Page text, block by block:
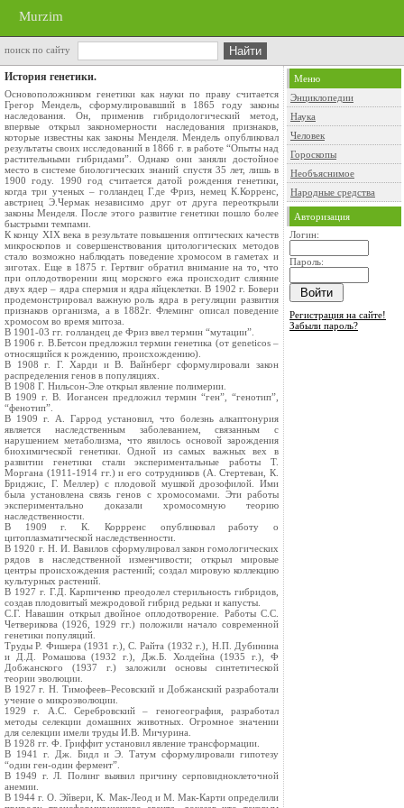
Murzim
поиск по сайту
История генетики.
Основоположником генетики как науки по праву считается
Грегор Мендель, сформулировавший в 1865 году законы
наследования. Он, применив гибридологический метод,
впервые открыл закономерности наследования признаков,
которые известны как законы Менделя. Мендель опубликовал
результаты своих исследований в 1866 г. в работе “Опыты над
растительными гибридами”. Однако они заняли достойное
место в системе биологических знаний спустя 35 лет, лишь в
1900 году. 1990 год считается датой рождения генетики,
когда три ученых – голландец Г.де Фриз, немец К.Корренс,
австриец Э.Чермак независимо друг от друга переоткрыли
законы Менделя. После этого развитие генетики пошло более
быстрыми темпами.
К концу XIX века в результате повышения оптических качеств
микроскопов и совершенствования цитологических методов
стало возможно наблюдать поведение хромосом в гаметах и
зиготах. Еще в 1875 г. Гертвиг обратил внимание на то, что
при оплодотворении яиц морского ежа происходит слияние
двух ядер – ядра спермия и ядра яйцеклетки. В 1902 г. Бовери
продемонстрировал важную роль ядра в регуляции развития
признаков организма, а в 1882г. Флеминг описал поведение
хромосом во время митоза.
В 1901-03 гг. голландец де Фриз ввел термин “мутации”.
В 1906 г. В.Бетсон предложил термин генетика (от geneticos –
относящийся к рождению, происхождению).
В 1908 г. Г. Харди и В. Вайнберг сформулировали закон
распределения генов в популяциях.
В 1908 Г. Нильсон-Эле открыл явление полимерии.
В 1909 г. В. Иогансен предложил термин “ген”, “генотип”,
“фенотип”.
В 1909 г. А. Гаррод установил, что болезнь алкаптонурия
является наследственным заболеванием, связанным с
нарушением метаболизма, что явилось основой зарождения
биохимической генетики. Одной из самых важных вех в
развитии генетики стали экспериментальные работы Т.
Моргана (1911-1914 гг.) и его сотрудников (А. Стертеван, К.
Бриджис, Г. Меллер) с плодовой мушкой дрозофилой. Ими
была установлена связь генов с хромосомами. Эти работы
экспериментально доказали хромосомную теорию
наследственности.
В 1909 г. К. Коррренс опубликовал работу о
цитоплазматической наследственности.
В 1920 г. Н. И. Вавилов сформулировал закон гомологических
рядов в наследственной изменчивости; открыл мировые
центры происхождения растений; создал мировую коллекцию
культурных растений.
В 1927 г. Г.Д. Карпиченко преодолел стерильность гибридов,
создав плодовитый межродовой гибрид редьки и капусты.
С.Г. Навашин открыл двойное оплодотворение. Работы С.С.
Четверикова (1926, 1929 гг.) положили начало современной
генетики популяций.
Труды Р. Фишера (1931 г.), С. Райта (1932 г.), Н.П. Дубинина
и Д.Д. Ромашова (1932 г.), Дж.Б. Холдейна (1935 г.), Ф
Добжанского (1937 г.) заложили основы синтетической
теории эволюции.
В 1927 г. Н. Тимофеев–Ресовский и Добжанский разработали
учение о микроэволюции.
1929 г. А.С. Серебровский – геногеография, разработал
методы селекции домашних животных. Огромное значении
для селекции имели труды И.В. Мичурина.
В 1928 гг. Ф. Гриффит установил явление трансформации.
В 1941 г. Дж. Бидл и Э. Татум сформулировали гипотезу
“один ген-один фермент”.
В 1949 г. Л. Полинг выявил причину серповидноклеточной
анемии.
В 1944 г. О. Эйвери, К. Мак-Леод и М. Мак-Карти определили
Меню
Энциклопедии
Наука
Человек
Гороскопы
Необъяснимое
Народные средства
Авторизация
Логин:
Пароль:
Регистрация на сайте!
Забыли пароль?